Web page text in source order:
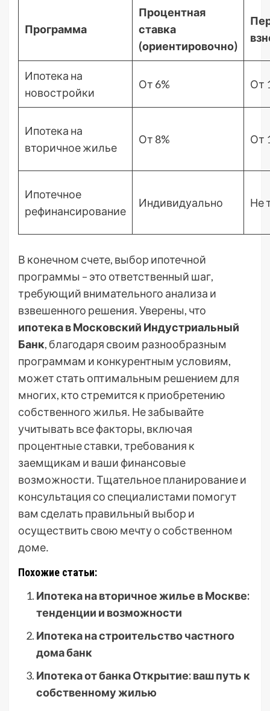
Программа
Процентная
ставка
(ориентировочно)
Ипотека на
новостройки
От 6% От
Ипотека на
вторичное жилье
От 8% От
Ипотечное
рефинансирование
Индивидуально Не
В конечном счете, выбор ипотечной
программы – это ответственный шаг,
требующий внимательного анализа и
взвешенного решения․ Уверены, что
ипотека в Московский Индустриальный
Банк, благодаря своим разнообразным
программам и конкурентным условиям,
может стать оптимальным решением для
многих, кто стремится к приобретению
собственного жилья․ Не забывайте
учитывать все факторы, включая
процентные ставки, требования к
заемщикам и ваши финансовые
возможности․ Тщательное планирование и
консультация со специалистами помогут
вам сделать правильный выбор и
осуществить свою мечту о собственном
доме․
Похожие статьи:
Ипотека на вторичное жилье в Москве:
тенденции и возможности
Ипотека на строительство частного
дома банк
Ипотека от банка Открытие: ваш путь к
собственному жилью